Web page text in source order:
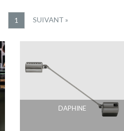
1 SUIVANT »
DAPHINE